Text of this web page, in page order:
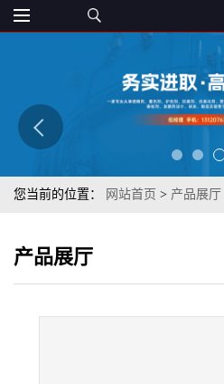
您当前的位置： 网站首页 > 产品展厅
产品展厅